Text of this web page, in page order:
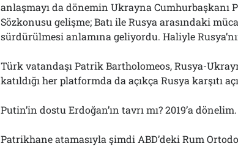
anlaşmayı da dönemin Ukrayna Cumhurbaşkanı
Sözkonusu gelişme; Batı ile Rusya arasındaki
sürdürülmesi anlamına geliyordu. Haliyle
Türk vatandaşı Patrik Bartholomeos, Rusya-
katıldığı her platformda da açıkça Rusya karşıtı
Putin’in dostu Erdoğan’ın tavrı mı? 2019’a dönelim.
Patrikhane atamasıyla şimdi ABD’deki Rum